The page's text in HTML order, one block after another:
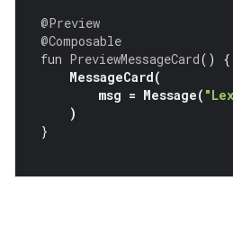
@Preview
@Composable
fun PreviewMessageCard()
{
MessageCard(
msg = Message(
)
}